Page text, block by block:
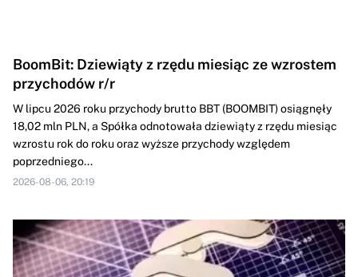
BoomBit: Dziewiąty z rzędu miesiąc ze wzrostem
przychodów r/r
W lipcu 2026 roku przychody brutto BBT (BOOMBIT) osiągnęły
18,02 mln PLN, a Spółka odnotowała dziewiąty z rzędu miesiąc
wzrostu rok do roku oraz wyższe przychody względem
poprzedniego...
2026-08-06, 20:19